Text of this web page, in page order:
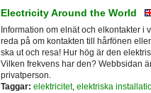
Electricity Around the World
Information om elnät och elkontakter i
reda på om kontakten till hårfönen
ska ut och resa! Hur hög är den
Vilken frekvens har den? Webbsidan
privatperson.
Taggar: elektricitet, elektriska